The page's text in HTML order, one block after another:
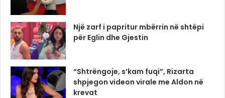
Një zarf i papritur mbërrin në shtëpi
për Eglin dhe Gjestin
“Shtrëngoje, s’kam fuqi”, Rizarta
shpjegon videon virale me Aldon në
krevat